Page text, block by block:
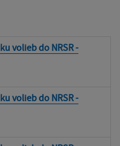
volieb do NRSR -
volieb do NRSR -